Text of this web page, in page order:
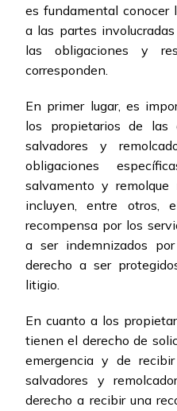
es fundamental conocer
a las partes
las obligaciones y
corresponden.
En primer lugar, es
los propietarios de las
salvadores y
obligaciones
salvamento y remolque
incluyen, entre otros,
recompensa por los
a ser indemnizados
derecho a ser
litigio.
En cuanto a los
tienen el derecho de
emergencia y de
salvadores y
derecho a recibir una